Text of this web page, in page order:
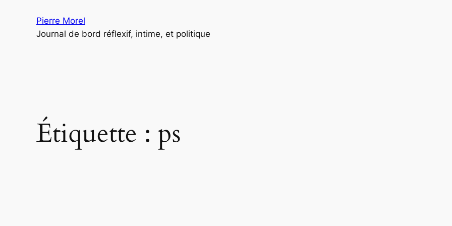
Pierre Morel
Journal de bord réflexif, intime, et politique
Étiquette : ps